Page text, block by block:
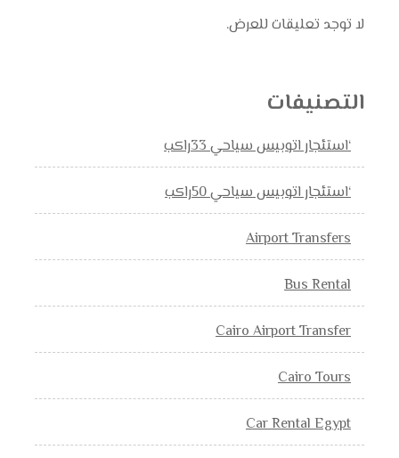
لا توجد تعليقات للعرض.
التصنيفات
‘استئجار اتوبيس سياحي 33راكب
‘استئجار اتوبيس سياحي 50راكب
Airport Transfers
Bus Rental
Cairo Airport Transfer
Cairo Tours
Car Rental Egypt